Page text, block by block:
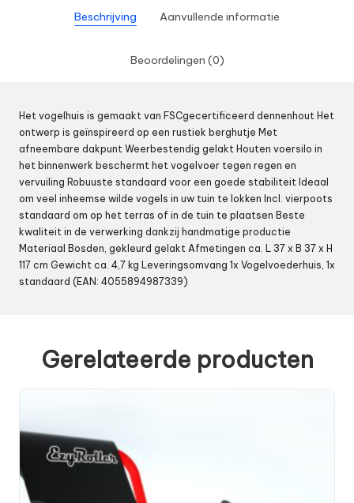
Beschrijving Aanvullende informatie
Beoordelingen (0)
Het vogelhuis is gemaakt van FSCgecertificeerd dennenhout Het
ontwerp is geïnspireerd op een rustiek berghutje Met
afneembare dakpunt Weerbestendig gelakt Houten voersilo in
het binnenwerk beschermt het vogelvoer tegen regen en
vervuiling Robuuste standaard voor een goede stabiliteit Ideaal
om veel inheemse wilde vogels in uw tuin te lokken Incl. vierpoots
standaard om op het terras of in de tuin te plaatsen Beste
kwaliteit in de verwerking dankzij handmatige productie
Materiaal Bosden, gekleurd gelakt Afmetingen ca. L 37 x B 37 x H
117 cm Gewicht ca. 4,7 kg Leveringsomvang 1x Vogelvoederhuis, 1x
standaard (EAN: 4055894987339)
Gerelateerde producten